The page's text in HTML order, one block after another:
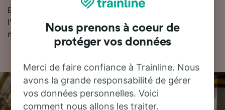
Essayez notre planificateur de voyage pour trouver
l'horaire, le billet et le prix qui vous conviennent le
mieux.
Nous prenons à coeur de
protéger vos données
Merci de faire confiance à Trainline. Nous
avons la grande responsabilité de gérer
vos données personnelles. Voici
comment nous allons les traiter.